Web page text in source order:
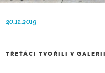
20.11.2019
TŘEŤÁCI TVOŘILI V GALERII